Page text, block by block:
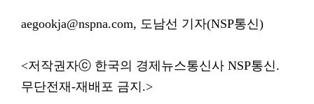
aegookja@nspna.com, 도남선 기자(NSP통신)
<저작권자ⓒ 한국의 경제뉴스통신사 NSP통신.
무단전재-재배포 금지.>